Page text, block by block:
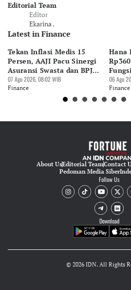
Editorial Team
Editor
Ekarina .
Latest in Finance
Tekan Inflasi Medis 15
Persen, AAJI Pacu Sinergi
Asuransi Swasta dan BPJS
Kesehatan
07 Agu 2026, 08:02 WIB
Finance
Hana
06 Agu
Finance
About UsEditorial TeamContact
Pedoman Media Siber
Follow Us
Download
© 2026 IDN. All Rights